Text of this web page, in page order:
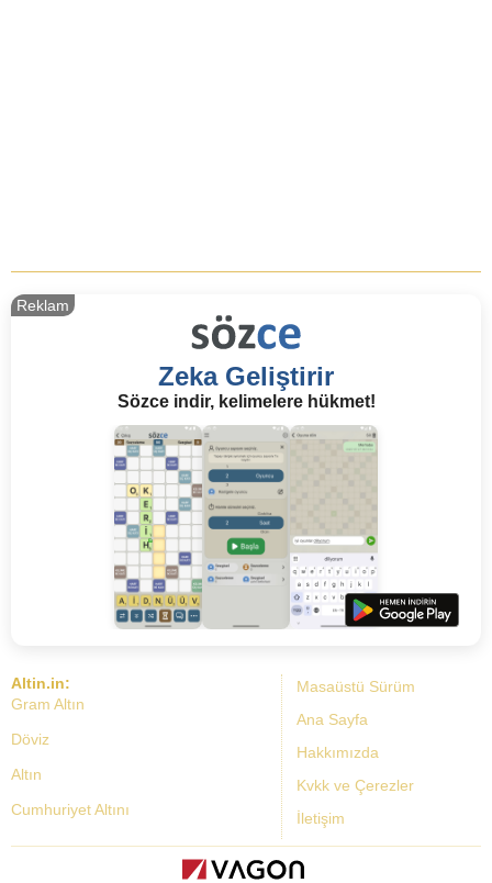
Zeka Geliştirir
Sözce indir, kelimelere hükmet!
Reklam
Masaüstü Sürüm
Ana Sayfa
Hakkımızda
Kvkk ve Çerezler
İletişim
Altin.in:
Gram Altın
Döviz
Altın
Cumhuriyet Altını
Dolar Kuru